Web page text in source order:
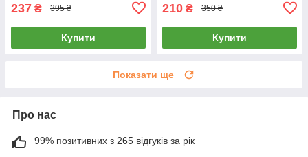
237 ₴ 395 ₴
Купити
210 ₴ 350 ₴
Купити
Показати ще
Про нас
99% позитивних з 265 відгуків за рік